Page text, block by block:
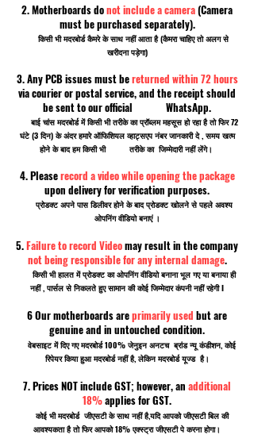
2. Motherboards donot include a camera(Camera
must be purchased separately).
किसी भी मदरबोर्ड कैमरे के साथ नहीं आता है (कैमरा चाहिए तो अलग से
खरीदना पड़ेगा)
3. Any PCB issues must bereturned within 72 hours
via courier or postal service, and the receipt should
be sent to our official WhatsApp.
बाई चांस मदरबोर्ड में किसी भी तरीके का प्रॉब्लम महसूस हो रहा है तो फिर 72
घंटे (3 दिन) के अंदर हमारे ऑफिशियल व्हाट्सएप नंबर जानकारी दे , समय खत्म
होने के बाद हम किसी भी तरीके का जिम्मेदारी नहीं लेंगे।
4. Pleaserecord a video while opening the package
upon delivery for verification purposes.
प्रोडक्ट अपने पास डिलीवर होने के बाद प्रोडक्ट खोलने से पहले अवश्य
ओपनिंग वीडियो बनाएं ।
5.Failure to record Videomay result in the company
not being responsible for any internal damage.
किसी भी हालत में प्रोडक्ट का ओपनिंग वीडियो बनाना भूल गए या बनाया ही
नहीं , पार्सल से निकलते हुए सामान की कोई जिम्मेदार कंपनी नहीं रहेगी I
6 Our motherboards areprimarily used but are
genuine and in untouched condition.
वेबसाइट में दिए गए मदरबोर्ड 100% जेनुइन अनटच ब्रांड न्यू कंडीशन, कोई
रिपेयर किया हुआ मदरबोर्ड नहीं है, लेकिन मदरबोर्ड यूज्ड है।
7. Prices NOT include GST; however, an additional
18%applies for GST.
कोई भी मदरबोर्ड जीएसटी के साथ नहीं है,यदि आपको जीएसटी बिल की
आवश्यकता है तो फिर आपको 18% एक्स्ट्रा जीएसटी पे करना होगा।